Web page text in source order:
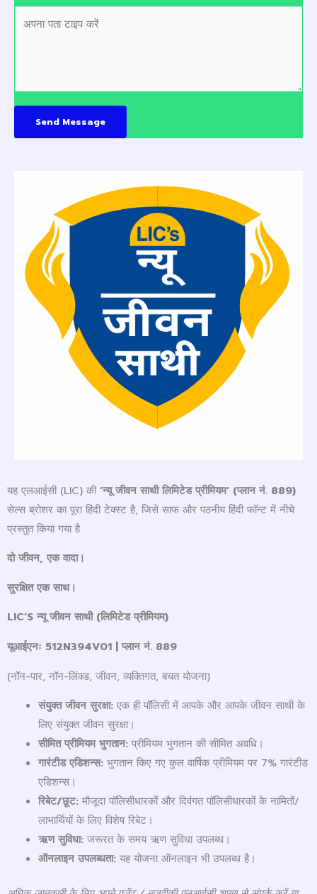
Send Message
यह एलआईसी (LIC) की‘न्यू जीवन साथी लिमिटेड प्रीमियम‘ (प्लान नं. 889)
सेल्स ब्रोशर का पूरा हिंदी टेक्स्ट है, जिसे साफ और पठनीय हिंदी फॉन्ट में नीचे
प्रस्तुत किया गया है
दो जीवन, एक वादा।
सुरक्षित एक साथ।
LIC’S न्यू जीवन साथी (लिमिटेड प्रीमियम)
यूआईएनः 512N394V01 | प्लान नं. 889
(नॉन-पार, नॉन-लिंक्ड, जीवन, व्यक्तिगत, बचत योजना)
संयुक्त जीवन सुरक्षा:एक ही पॉलिसी में आपके और आपके जीवन साथी के
लिए संयुक्त जीवन सुरक्षा।
सीमित प्रीमियम भुगतान:प्रीमियम भुगतान की सीमित अवधि।
गारंटीड एडिशन्स:भुगतान किए गए कुल वार्षिक प्रीमियम पर 7% गारंटीड
एडिशन्स।
रिबेट/छूट:मौजूदा पॉलिसीधारकों और दिवंगत पॉलिसीधारकों के नामितों/
लाभार्थियों के लिए विशेष रिबेट।
ऋण सुविधा:जरूरत के समय ऋण सुविधा उपलब्ध।
ऑनलाइन उपलब्धता:यह योजना ऑनलाइन भी उपलब्ध है।